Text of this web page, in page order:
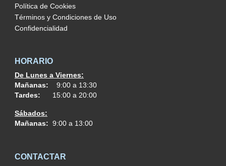
Política de Cookies
Términos y Condiciones de Uso
Confidencialidad
HORARIO
De Lunes a Viernes:
Mañanas:
9:00 a 13:30
Tardes: 15:00 a 20:00
Sábados:
Mañanas: 9:00 a 13:00
CONTACTAR